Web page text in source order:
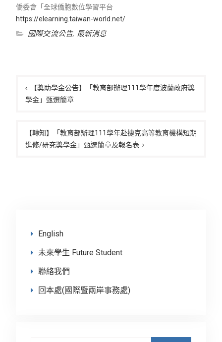
僑委會「全球僑胞數位學習平台
https://elearning.taiwan-world.net/
國際交流公告, 最新消息
章
導
【獎助學金公告】「教育部辦理111學年度波蘭政府獎
學金」甄選簡章
【轉知】「教育部辦理111學年赴捷克高等教育機構短期
進修/研究獎學金」甄選簡章及報名表
English
未來學生 Future Student
聯絡我們
回本處(國際暨兩岸事務處)